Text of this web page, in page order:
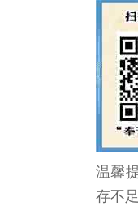
温馨
存不